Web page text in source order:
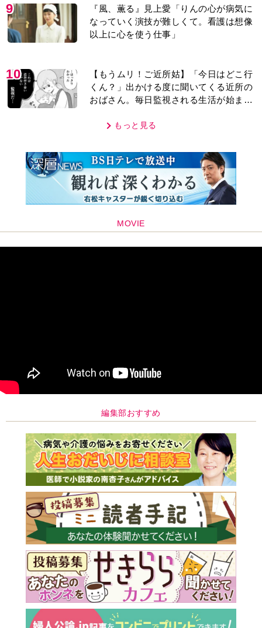
9
『風、薫る』見上愛「りんの心が病気に
なっていく演技が難しくて。看護は想像
以上に心を使う仕事」
10
【もうムリ！ご近所姑】「今日はどこ行
くん？」出かける度に聞いてくる近所の
おばさん。毎日監視される生活が始ま
もっと見る
MOVIE
編集部おすすめ